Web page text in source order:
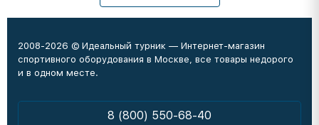
2008-2026 © Идеальный турник — Интернет-магазин
спортивного оборудования в Москве, все товары недорого
и в одном месте.
8 (800) 550-68-40